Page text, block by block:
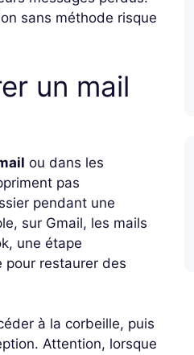
sans méthode risque
un mail
ou dans les
pas
pendant une
sur Gmail, les mails
une étape
pour restaurer des
à la corbeille, puis
Attention, lorsque